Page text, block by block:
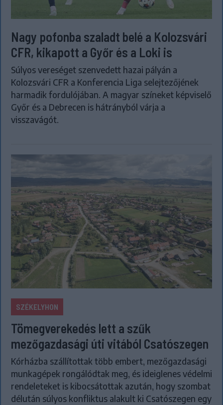
Nagy pofonba szaladt belé a Kolozsvári
CFR, kikapott a Győr és a Loki is
Súlyos vereséget szenvedett hazai pályán a
Kolozsvári CFR a Konferencia Liga selejtezőjének
harmadik fordulójában. A magyar színeket képviselő
Győr és a Debrecen is hátrányból várja a
visszavágót.
SZÉKELYHON
Tömegverekedés lett a szűk
mezőgazdasági úti vitából Csatószegen
Kórházba szállítottak több embert, mezőgazdasági
munkagépek rongálódtak meg, és ideiglenes védelmi
rendeleteket is kibocsátottak azután, hogy szombat
délután súlyos konfliktus alakult ki Csatószegen egy